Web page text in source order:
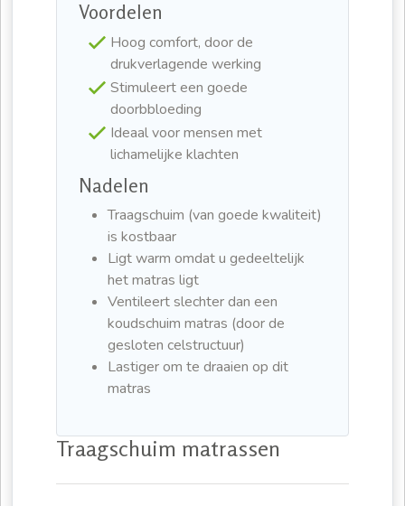
Voordelen
Hoog comfort, door de
drukverlagende werking
Stimuleert een goede
doorbbloeding
Ideaal voor mensen met
lichamelijke klachten
Nadelen
Traagschuim (van goede kwaliteit)
is kostbaar
Ligt warm omdat u gedeeltelijk
het matras ligt
Ventileert slechter dan een
koudschuim matras (door de
gesloten celstructuur)
Lastiger om te draaien op dit
matras
Traagschuim matrassen